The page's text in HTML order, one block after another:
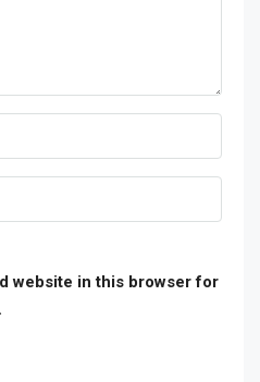
website in this browser for